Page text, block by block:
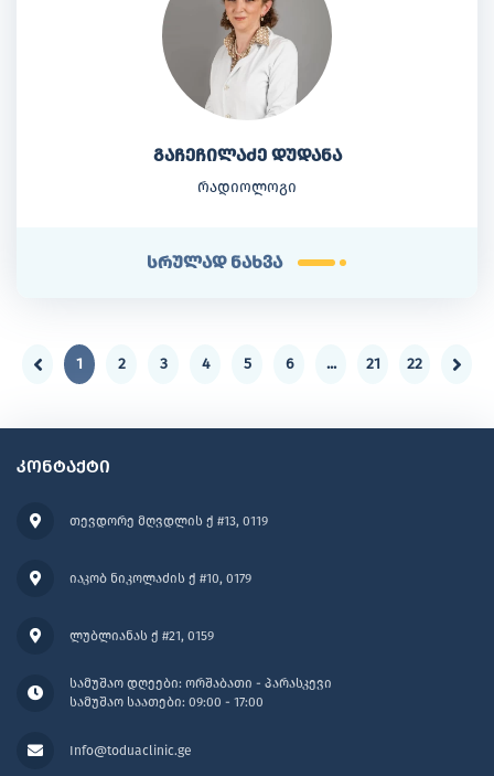
გაჩეჩილაძე დუდანა
რადიოლოგი
სრულად ნახვა
1 2 3 4 5 6 ... 21 22
კონტაქტი
თევდორე მღვდლის ქ #13, 0119
სამუშაო დღეები: ორშაბათი - პარასკევი
სამუშაო საათები: 09:00 - 17:00
იაკობ ნიკოლაძის ქ #10, 0179
Info@toduaclinic.ge
ლუბლიანას ქ #21, 0159